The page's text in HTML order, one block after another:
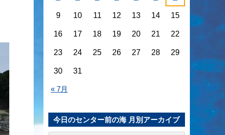
« 7月
9 10 11 12 13 14 15
16 17 18 19 20 21 22
23 24 25 26 27 28 29
30 31
今日のセンター前の海 月別アーカイブ